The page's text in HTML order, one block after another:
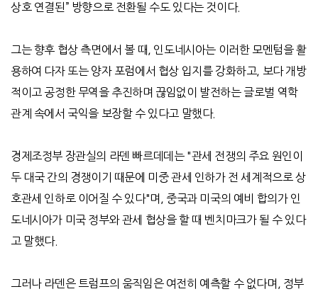
상호 연결된 ” 방향으로 전환될 수도 있다는 것이다.
그는 향후 협상 측면에서 볼 때
인도네시아는 이러한 모멘텀을 활
용하여 다자 또는 양자 포럼에서 협상 입지를 강화하고
보다 개방
적이고 공정한 무역을 추진하며 끊임없이 발전하는 글로벌 역학
관계 속에서 국익을 보장할 수 있다고 말했다.
경제조정부 장관실의 라덴 빠르데데는 "관세 전쟁의 주요 원인이
두 대국 간의 경쟁이기 때문에 미중 관세 인하가 전 세계적으로 상
호관세 인하로 이어질 수 있다"며
중국과 미국의 예비 합의가 인
도네시아가 미국 정부와 관세 협상을 할 때 벤치마크가 될 수 있다
고 말했다.
그러나 라덴은 트럼프의 움직임은 여전히 예측할 수 없다며
정부